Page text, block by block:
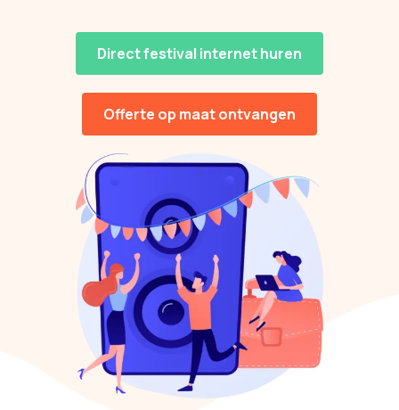
Direct festival internet huren
Offerte op maat ontvangen